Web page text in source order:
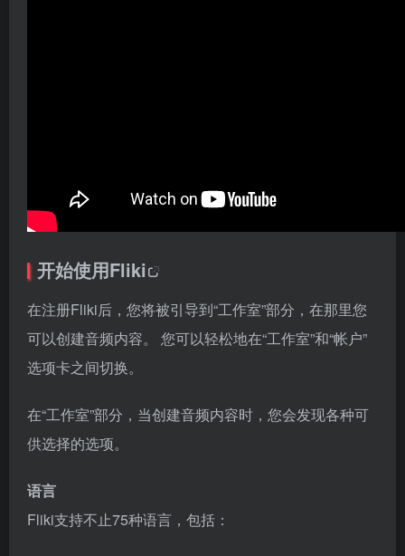
开始使用Fliki
在注册Fliki后，您将被引导到“工作室”部分，在那里您
可以创建音频内容。 您可以轻松地在“工作室”和“帐户”
选项卡之间切换。
在“工作室”部分，当创建音频内容时，您会发现各种可
供选择的选项。
语言
Fliki支持不止75种语言，包括：